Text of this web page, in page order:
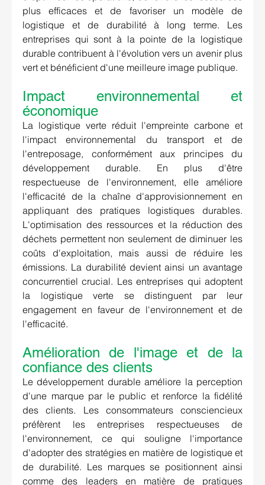
plus efficaces et de favoriser un modèle de
logistique et de durabilité à long terme. Les
entreprises qui sont à la pointe de la logistique
durable contribuent à l'évolution vers un avenir plus
vert et bénéficient d'une meilleure image publique.
Impact environnemental et
économique
La logistique verte réduit l'empreinte carbone et
l'impact environnemental du transport et de
l'entreposage, conformément aux principes du
développement durable. En plus d'être
respectueuse de l'environnement, elle améliore
l'efficacité de la chaîne d'approvisionnement en
appliquant des pratiques logistiques durables.
L'optimisation des ressources et la réduction des
déchets permettent non seulement de diminuer les
coûts d'exploitation, mais aussi de réduire les
émissions. La durabilité devient ainsi un avantage
concurrentiel crucial. Les entreprises qui adoptent
la logistique verte se distinguent par leur
engagement en faveur de l'environnement et de
l'efficacité.
Amélioration de l'image et de la
confiance des clients
Le développement durable améliore la perception
d'une marque par le public et renforce la fidélité
des clients. Les consommateurs consciencieux
préfèrent les entreprises respectueuses de
l'environnement, ce qui souligne l'importance
d'adopter des stratégies en matière de logistique et
de durabilité. Les marques se positionnent ainsi
comme des leaders en matière de pratiques